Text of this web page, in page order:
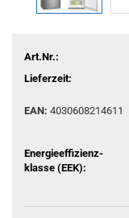
Art.Nr.:
Lieferzeit:
EAN: 4030608214611
Energieeffizienz-
klasse (EEK):